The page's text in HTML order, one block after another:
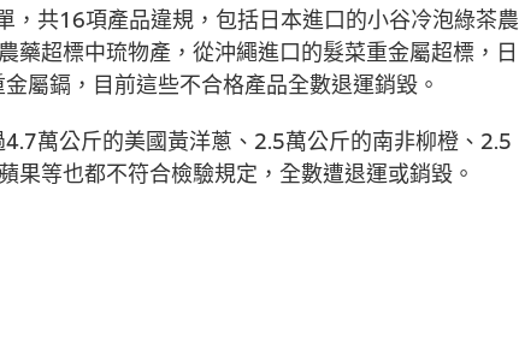
共16項產品違規，包括日本進口的小谷冷泡綠茶農
藥超標中琉物產，從沖繩進口的髮菜重金屬超標，日
屬鎘，目前這些不合格產品全數退運銷毀。
萬公斤的美國黃洋蔥、2.5萬公斤的南非柳橙、2.5
果等也都不符合檢驗規定，全數遭退運或銷毀。